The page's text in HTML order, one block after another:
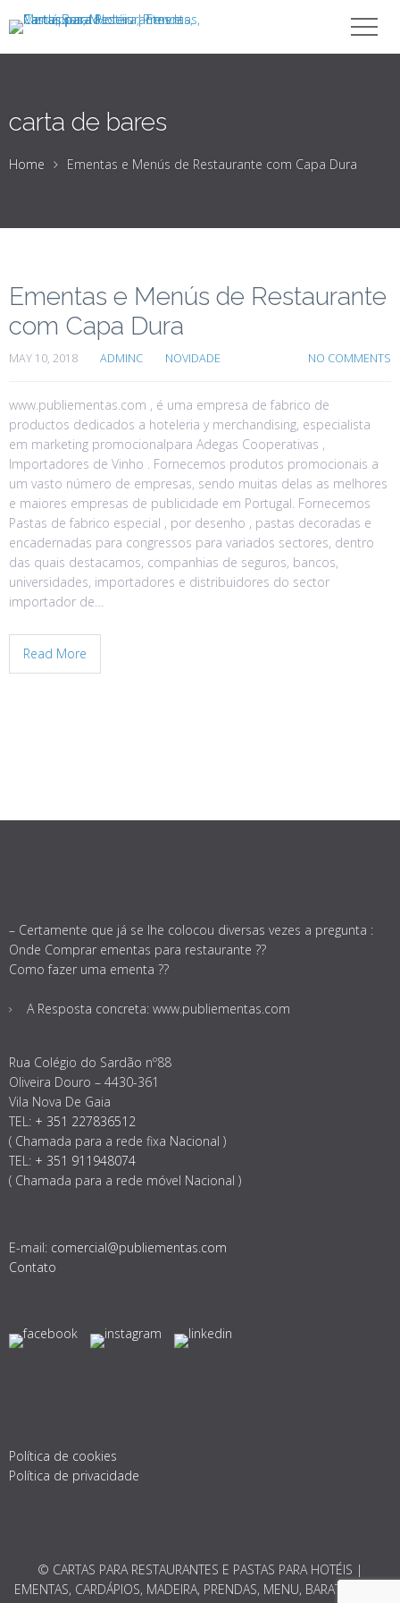
carta de bares
Home Ementas e Menús de Restaurante com Capa Dura
Ementas e Menús de Restaurante
com Capa Dura
MAY 10, 2018 ADMINC NOVIDADE NO COMMENTS
www.publiementas.com , é uma empresa de fabrico de
productos dedicados a hoteleria y merchandising, especialista
em marketing promocionalpara Adegas Cooperativas ,
Importadores de Vinho . Fornecemos produtos promocionais a
um vasto número de empresas, sendo muitas delas as melhores
e maiores empresas de publicidade em Portugal. Fornecemos
Pastas de fabrico especial , por desenho , pastas decoradas e
encadernadas para congressos para variados sectores, dentro
das quais destacamos, companhias de seguros, bancos,
universidades, importadores e distribuidores do sector
importador de…
Read More
– Certamente que já se lhe colocou diversas vezes a pregunta :
Onde Comprar ementas para restaurante ??
Como fazer uma ementa ??
A Resposta concreta: www.publiementas.com
Rua Colégio do Sardão nº88
Oliveira Douro – 4430-361
Vila Nova De Gaia
TEL: + 351 227836512
( Chamada para a rede fixa Nacional )
TEL: + 351 911948074
( Chamada para a rede móvel Nacional )
E-mail: comercial@publiementas.com
Contato
Política de cookies
Política de privacidade
© CARTAS PARA RESTAURANTES E PASTAS PARA HOTÉIS |
EMENTAS, CARDÁPIOS, MADEIRA, PRENDAS, MENU, BARATO 2026.